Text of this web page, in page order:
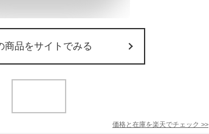
商品をサイトでみる
価格と在庫を楽天でチェック >>